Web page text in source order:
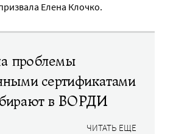
Елена Клочко.
проблемы
сертификатами
в ВОРДИ
ЧИТАТЬ ЕЩЕ